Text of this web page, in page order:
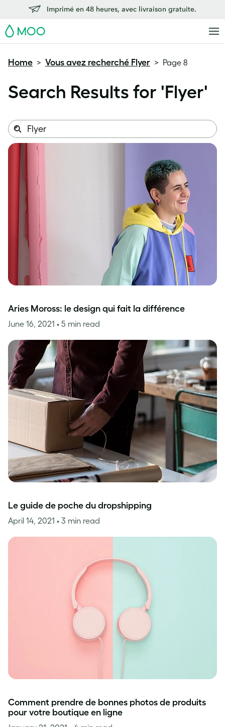
Imprimé en 48 heures, avec livraison gratuite.
MOO
Home > Vous avez recherché Flyer > Page 8
Search Results for 'Flyer'
Search
this
site:
Search
Aries Moross: le design qui fait la différence
June 16, 2021 • 5 min read
Le guide de poche du dropshipping
April 14, 2021 • 3 min read
Comment prendre de bonnes photos de produits
pour votre boutique en ligne